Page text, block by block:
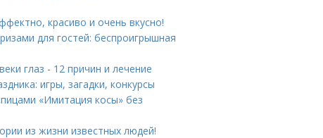
красиво и очень вкусно!
для гостей: беспроигрышная
глаз - 12 причин и лечение
игры, загадки, конкурсы
«Имитация косы» без
из жизни известных людей!